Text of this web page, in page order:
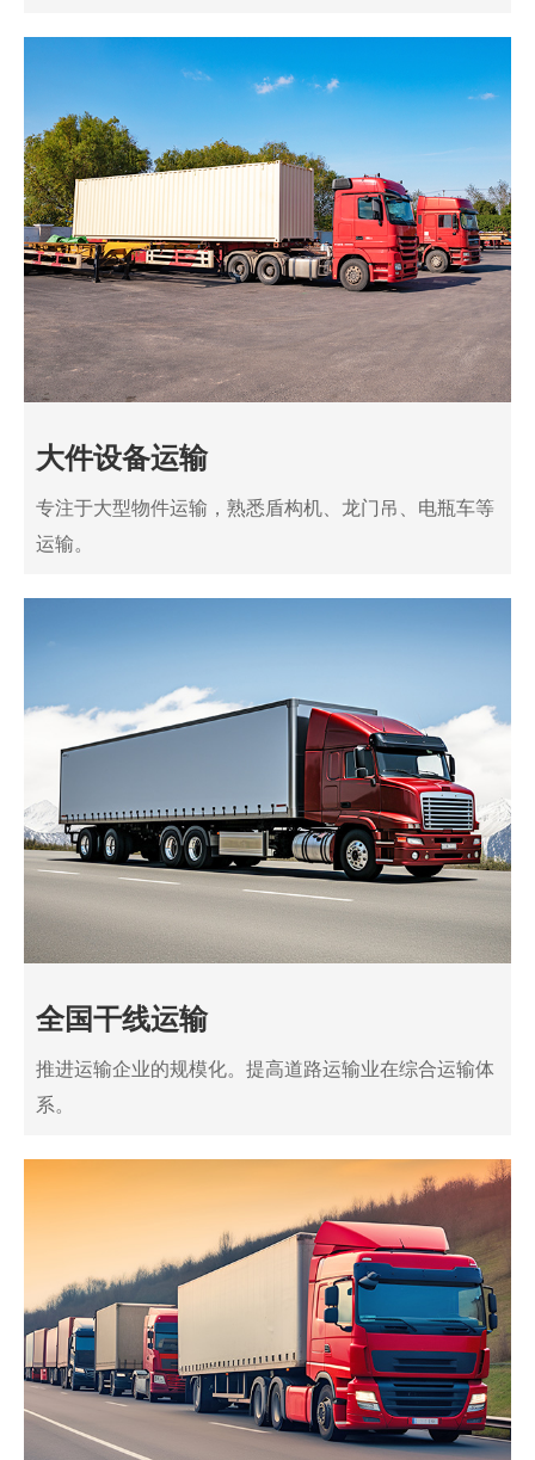
大件设备运输
专注于大型物件运输，熟悉盾构机、龙门吊、电瓶车等
运输。
全国干线运输
推进运输企业的规模化。提高道路运输业在综合运输体
系。